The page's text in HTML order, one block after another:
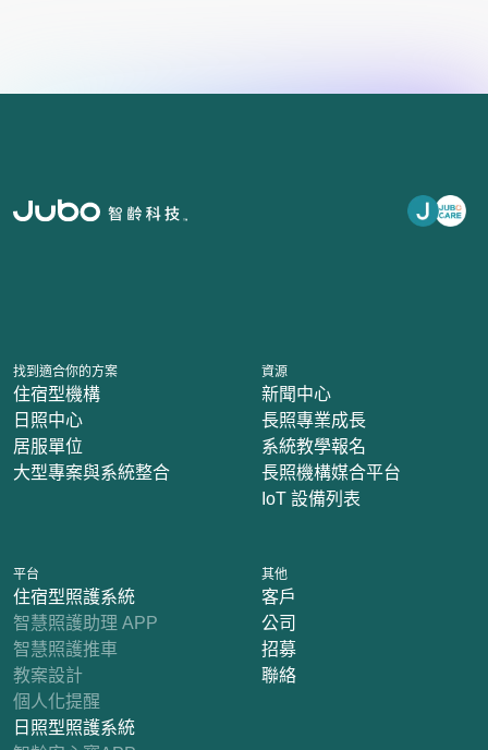
找到適合你的方案
住宿型機構
日照中心
居服單位
大型專案與系統整合
平台
住宿型照護系統
智慧照護助理 APP
智慧照護推車
教案設計
個人化提醒
日照型照護系統
資源
新聞中心
長照專業成長
系統教學報名
長照機構媒合平台
IoT 設備列表
其他
客戶
公司
招募
聯絡